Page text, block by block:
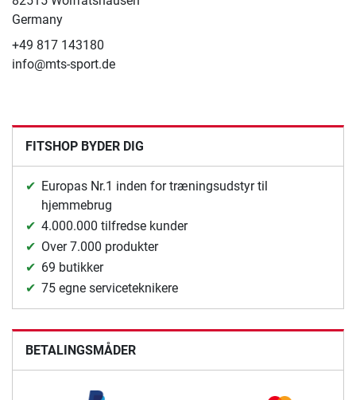
Germany
+49 817 143180
info@mts-sport.de
FITSHOP BYDER DIG
Europas Nr.1 inden for træningsudstyr til
hjemmebrug
4.000.000 tilfredse kunder
Over 7.000 produkter
69 butikker
75 egne serviceteknikere
BETALINGSMÅDER